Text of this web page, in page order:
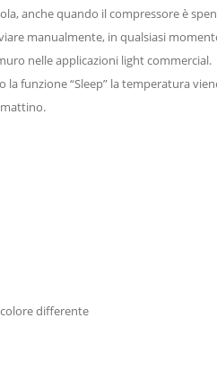
anche quando il compressore è
manualmente, in qualsiasi
nelle applicazioni light commercial.
funzione “Sleep” la temperatura
differente